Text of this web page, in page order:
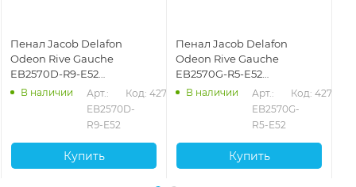
Пенал Jacob Delafon
Odeon Rive Gauche
EB2570D-R9-E52
подвесной R, дуб табак
В наличии
Арт.:
EB2570D-
R9-E52
Код: 42783
Купить
Пенал Jacob Delafon
Odeon Rive Gauche
EB2570G-R5-E52
подвесной L, дуб табак
В наличии
Арт.:
EB2570G-
R5-E52
Код: 42793
Купить